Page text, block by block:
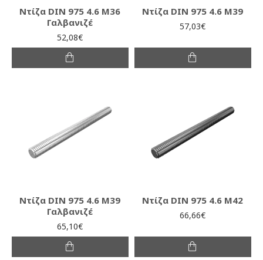
Ντίζα DIN 975 4.6 M36
Γαλβανιζέ
52,08€
Ντίζα DIN 975 4.6 M39
57,03€
Ντίζα DIN 975 4.6 M39
Γαλβανιζέ
65,10€
Ντίζα DIN 975 4.6 M42
66,66€